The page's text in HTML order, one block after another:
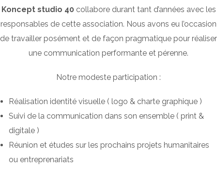
Koncept studio 40collabore durant tant d’années avec les
responsables de cette association. Nous avons eu l’occasion
de travailler posément et de façon pragmatique pour réaliser
une communication performante et pérenne.
Notre modeste participation :
Réalisation identité visuelle ( logo & charte graphique )
Suivi de la communication dans son ensemble ( print &
digitale )
Réunion et études sur les prochains projets humanitaires
ou entreprenariats